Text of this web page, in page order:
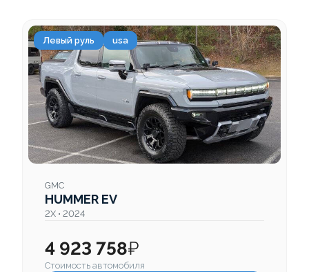
Левый руль usa
GMC
HUMMER EV
2X • 2024
4 923 758₽
Стоимость автомобиля